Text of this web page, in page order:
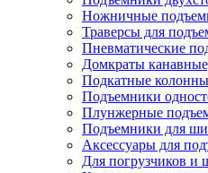
Ножничные
Траверсы для
Пневматические
Домкраты
Подкатные колонны
Подъемники
Плунжерные
Подъемники для
Аксессуары для
Для погрузчиков и